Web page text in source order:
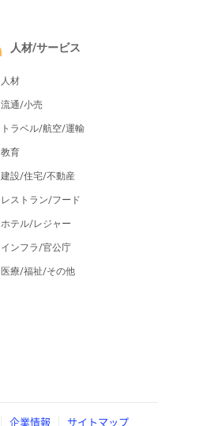
人材/サービス
人材
流通/小売
トラベル/航空/運輸
教育
建設/住宅/不動産
レストラン/フード
ホテル/レジャー
インフラ/官公庁
医療/福祉/その他
企業情報 サイトマップ